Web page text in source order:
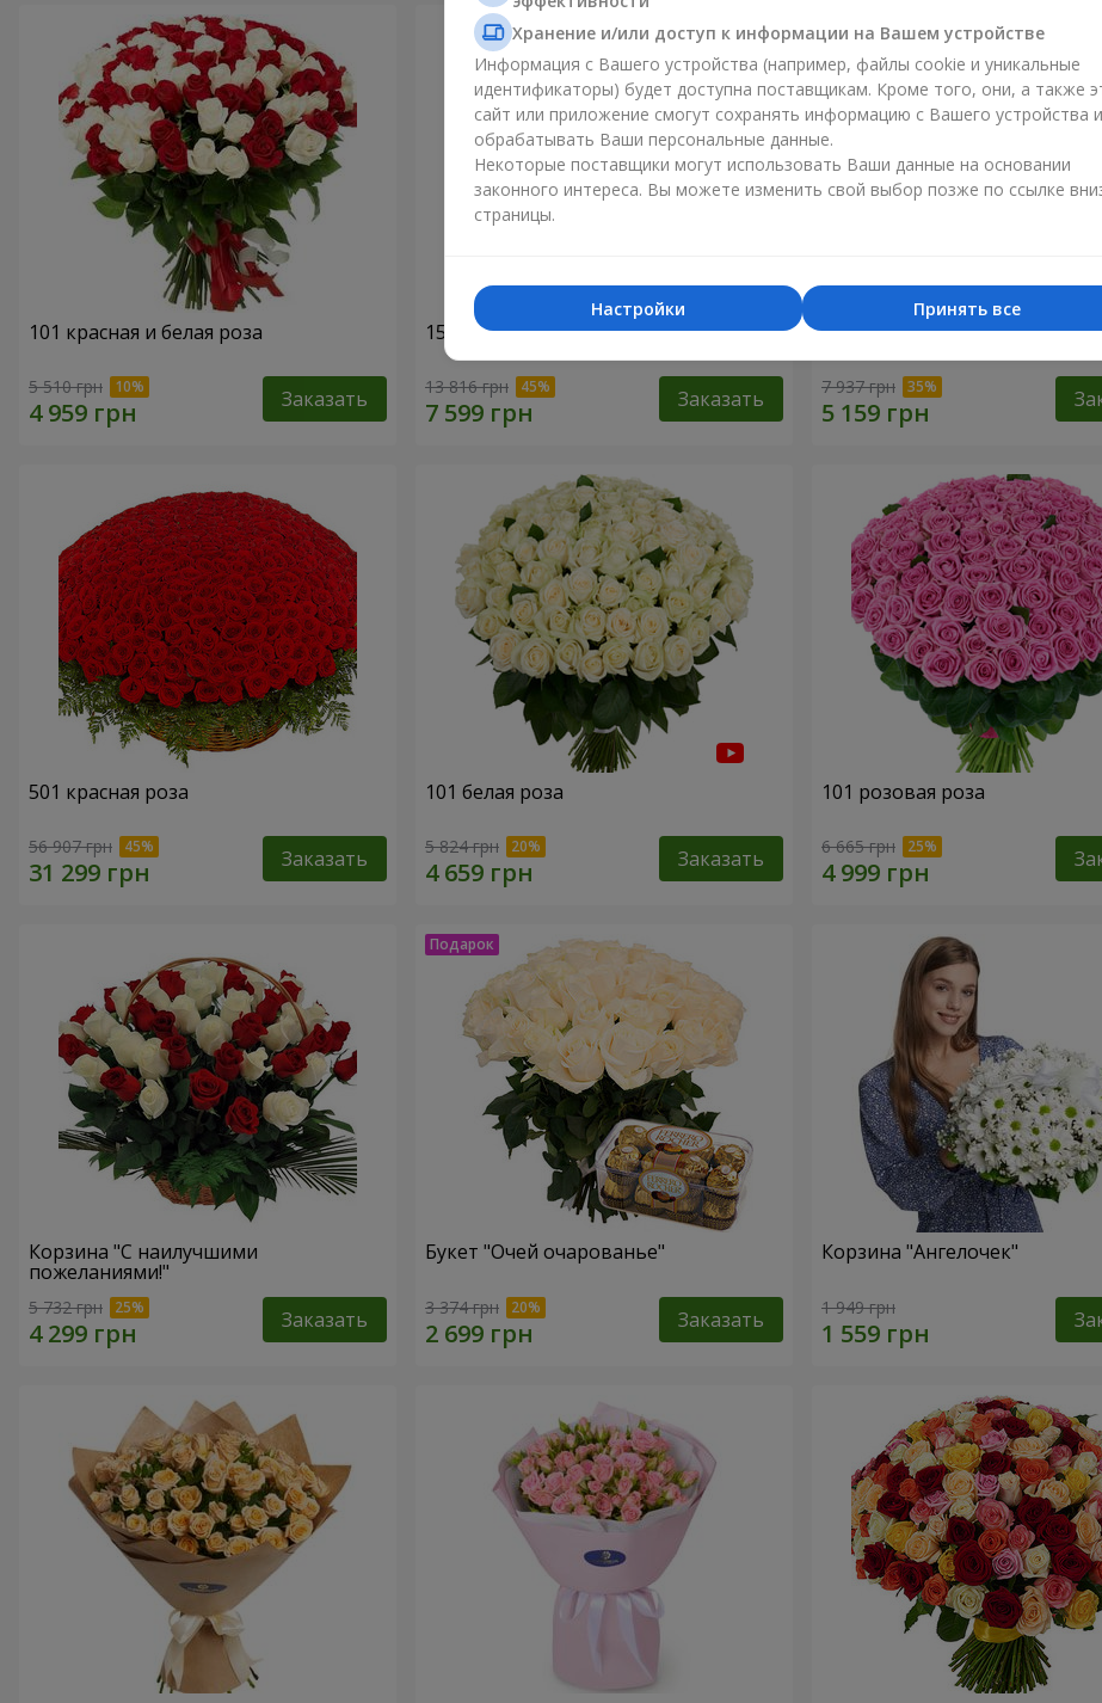
101 красная и белая роза
5 510 грн Заказать
151 красная роза
13 816 грн Заказать
101 разноцветная роза
7 937 грн
501 красная роза
56 907 грн Заказать
101 белая роза
5 824 грн Заказать
101 розовая роза
6 665 грн
Корзина "С наилучшими
пожеланиями!"
5 732 грн Заказать
Букет "Очей очарованье"
3 374 грн Заказать
Корзина "Ангелочек"
1 949 грн
Хранение и/или доступ к информации на Вашем устройстве
Информация с Вашего устройства (например, файлы cookie и уникальные
идентификаторы) будет доступна поставщикам. Кроме того, они, а также
сайт или приложение смогут сохранять информацию с Вашего устройства и
обрабатывать Ваши персональные данные.
Некоторые поставщики могут использовать Ваши данные на основании
законного интереса. Вы можете изменить свой выбор позже по ссылке
страницы.
Принять все
Настройки